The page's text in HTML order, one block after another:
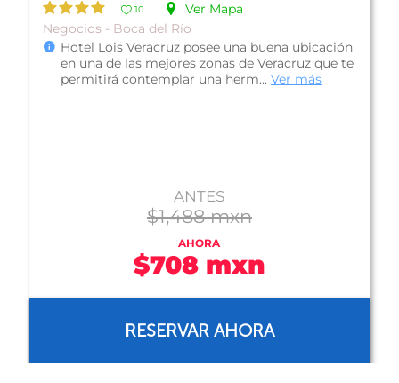
Ver Mapa
Familiar - Veracruz Puerto
Plan Desayuno Buffet
Hotel Emporio Veracruz, es un hotel con una
privilegiada ubicación en el Paseo Malecón,
ANTES
$1,331 mxn
AHORA
$710 mxn
RESERVAR AHORA